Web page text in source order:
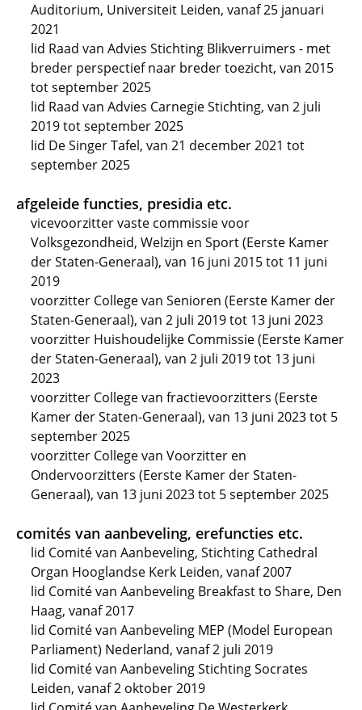
Auditorium, Universiteit Leiden, vanaf 25 januari
2021
lid Raad van Advies Stichting Blikverruimers - met
breder perspectief naar breder toezicht, van 2015
tot september 2025
lid Raad van Advies Carnegie Stichting, van 2 juli
2019 tot september 2025
lid De Singer Tafel, van 21 december 2021 tot
september 2025
afgeleide functies, presidia etc.
vicevoorzitter vaste commissie voor
Volksgezondheid, Welzijn en Sport (Eerste Kamer
der Staten-Generaal), van 16 juni 2015 tot 11 juni
2019
voorzitter College van Senioren (Eerste Kamer der
Staten-Generaal), van 2 juli 2019 tot 13 juni 2023
voorzitter Huishoudelijke Commissie (Eerste Kamer
der Staten-Generaal), van 2 juli 2019 tot 13 juni
2023
voorzitter College van fractievoorzitters (Eerste
Kamer der Staten-Generaal), van 13 juni 2023 tot 5
september 2025
voorzitter College van Voorzitter en
Ondervoorzitters (Eerste Kamer der Staten-
Generaal), van 13 juni 2023 tot 5 september 2025
comités van aanbeveling, erefuncties etc.
lid Comité van Aanbeveling, Stichting Cathedral
Organ Hooglandse Kerk Leiden, vanaf 2007
lid Comité van Aanbeveling Breakfast to Share, Den
Haag, vanaf 2017
lid Comité van Aanbeveling MEP (Model European
Parliament) Nederland, vanaf 2 juli 2019
lid Comité van Aanbeveling Stichting Socrates
Leiden, vanaf 2 oktober 2019